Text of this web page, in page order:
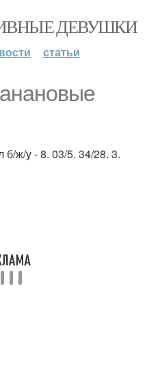
ДЕВУШКИ
статьи
б/ж/у - 8. 03/5. 34/28. 3.